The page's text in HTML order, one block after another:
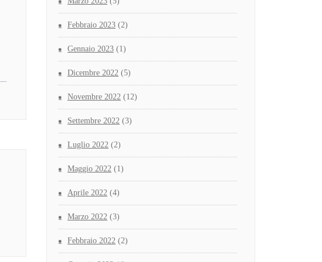
Febbraio 2023 (2)
Gennaio 2023 (1)
Dicembre 2022 (5)
Novembre 2022 (12)
Settembre 2022 (3)
Luglio 2022 (2)
Maggio 2022 (1)
Aprile 2022 (4)
Marzo 2022 (3)
Febbraio 2022 (2)